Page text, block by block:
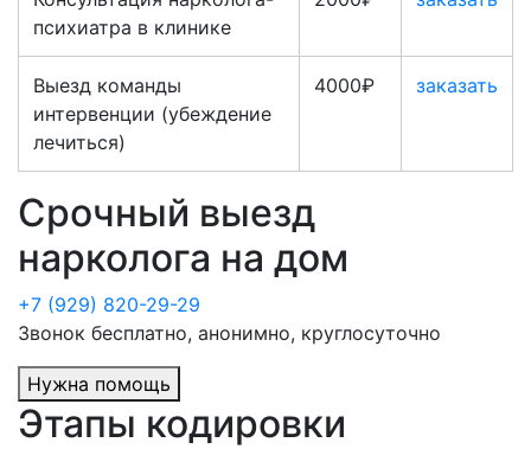
психиатра в клинике
Выезд команды
интервенции (убеждение
лечиться)
4000₽ заказать
Срочный выезд
нарколога на дом
+7 (929) 820-29-29
Звонок бесплатно, анонимно, круглосуточно
Нужна помощь
Этапы кодировки